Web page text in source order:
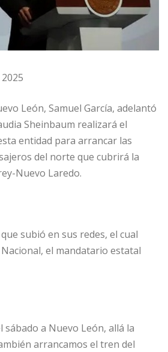
León, Samuel García, adelantó
Sheinbaum realizará el
entidad para arrancar las
del norte que cubrirá la
Nuevo Laredo.
subió en sus redes, el cual
el mandatario estatal
sábado a Nuevo León, allá la
arrancamos el tren del